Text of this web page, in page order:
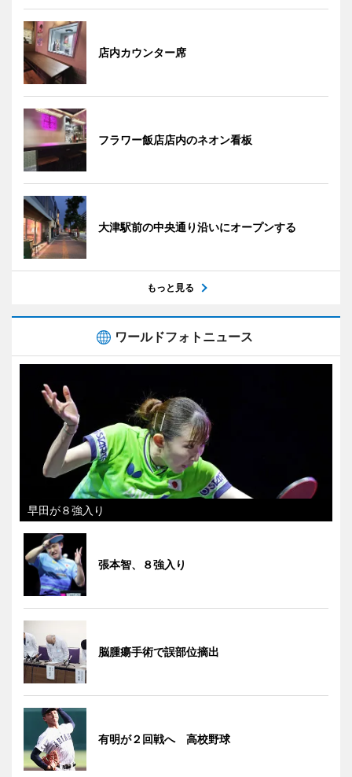
店内カウンター席
フラワー飯店店内のネオン看板
大津駅前の中央通り沿いにオープンする
もっと見る
ワールドフォトニュース
早田が８強入り
張本智、８強入り
脳腫瘍手術で誤部位摘出
有明が２回戦へ 高校野球